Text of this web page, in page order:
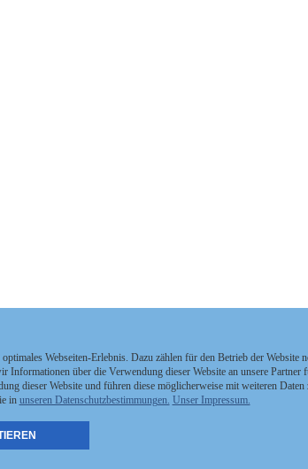
Anzeigen Staatszeitung
Webseiten-Erlebnis. Dazu zählen für den Betrieb der
Informationen über die Verwendung dieser Website an unsere
dieser Website und führen diese möglicherweise mit weiteren
in unseren Datenschutzbestimmungen. Unser Impressum.